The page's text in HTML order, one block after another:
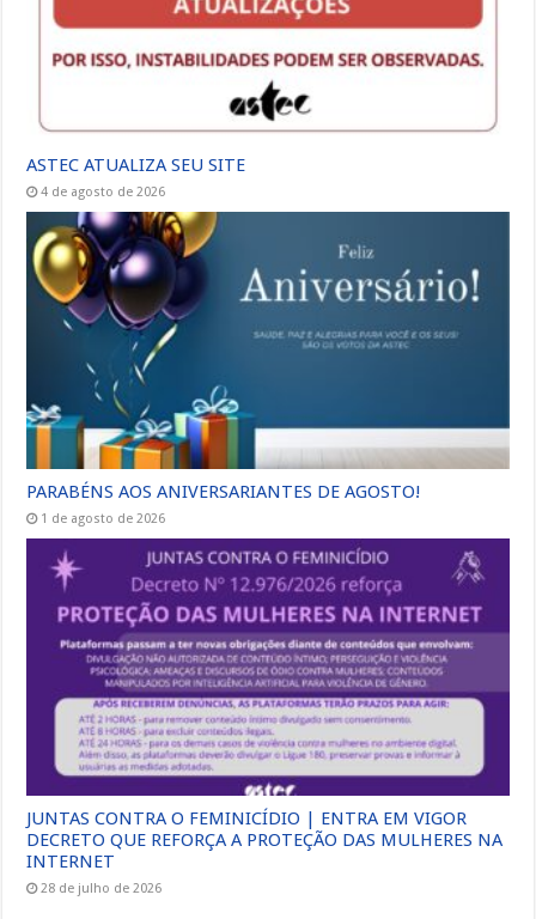
ASTEC ATUALIZA SEU SITE
4 de agosto de 2026
PARABÉNS AOS ANIVERSARIANTES DE AGOSTO!
1 de agosto de 2026
JUNTAS CONTRA O FEMINICÍDIO | ENTRA EM VIGOR
DECRETO QUE REFORÇA A PROTEÇÃO DAS MULHERES NA
INTERNET
28 de julho de 2026